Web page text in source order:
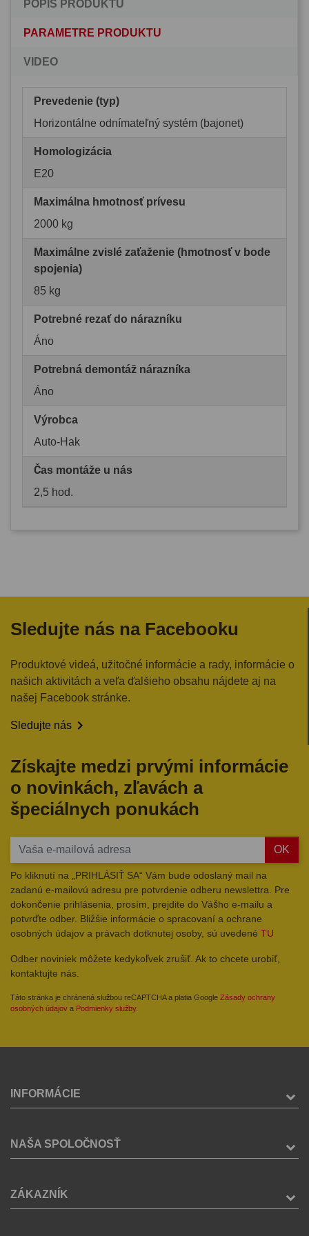
POPIS PRODUKTU
PARAMETRE PRODUKTU
VIDEO
Prevedenie (typ)
Horizontálne odnímateľný systém (bajonet)
Homologizácia
E20
Maximálna hmotnosť prívesu
2000 kg
Maximálne zvislé zaťaženie (hmotnosť v bode
spojenia)
85 kg
Potrebné rezať do nárazníku
Áno
Potrebná demontáž nárazníka
Áno
Výrobca
Auto-Hak
Čas montáže u nás
2,5 hod.
Sledujte nás na Facebooku
Produktové videá, užitočné informácie a rady, informácie o
našich aktivitách a veľa ďalšieho obsahu nájdete aj na
našej Facebook stránke.
Sledujte nás 
Získajte medzi prvými informácie
o novinkách, zľavách a
špeciálnych ponukách
OK
Po kliknutí na „PRIHLÁSIŤ SA“ Vám bude odoslaný mail na
zadanú e-mailovú adresu pre potvrdenie odberu newslettra. Pre
dokončenie prihlásenia, prosím, prejdite do Vášho e-mailu a
potvrďte odber. Bližšie informácie o spracovaní a ochrane
osobných údajov a právach dotknutej osoby, sú uvedené TU
Odber noviniek môžete kedykoľvek zrušiť. Ak to chcete urobiť,
kontaktujte nás.
Táto stránka je chránená službou reCAPTCHA a platia Google Zásady ochrany
osobných údajov a Podmienky služby.
INFORMÁCIE
NAŠA SPOLOČNOSŤ
ZÁKAZNÍK